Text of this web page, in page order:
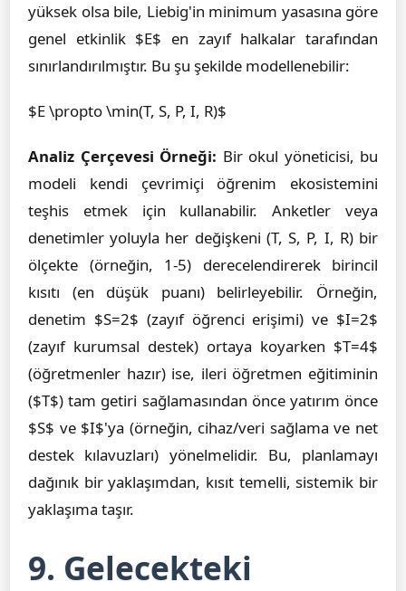
yüksek olsa bile, Liebig'in minimum yasasına göre
genel etkinlik $E$ en zayıf halkalar tarafından
sınırlandırılmıştır. Bu şu şekilde modellenebilir:
$E \propto \min(T, S, P, I, R)$
Analiz Çerçevesi Örneği: Bir okul yöneticisi, bu
modeli kendi çevrimiçi öğrenim ekosistemini
teşhis etmek için kullanabilir. Anketler veya
denetimler yoluyla her değişkeni (T, S, P, I, R) bir
ölçekte (örneğin, 1-5) derecelendirerek birincil
kısıtı (en düşük puanı) belirleyebilir. Örneğin,
denetim $S=2$ (zayıf öğrenci erişimi) ve $I=2$
(zayıf kurumsal destek) ortaya koyarken $T=4$
(öğretmenler hazır) ise, ileri öğretmen eğitiminin
($T$) tam getiri sağlamasından önce yatırım önce
$S$ ve $I$'ya (örneğin, cihaz/veri sağlama ve net
destek kılavuzları) yönelmelidir. Bu, planlamayı
dağınık bir yaklaşımdan, kısıt temelli, sistemik bir
yaklaşıma taşır.
9. Gelecekteki